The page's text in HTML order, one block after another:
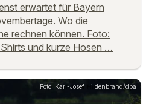
erwartet für Bayern
Wo die
rechnen können. Foto:
und kurze Hosen …
Foto: Karl-Josef Hildenbrand/dpa